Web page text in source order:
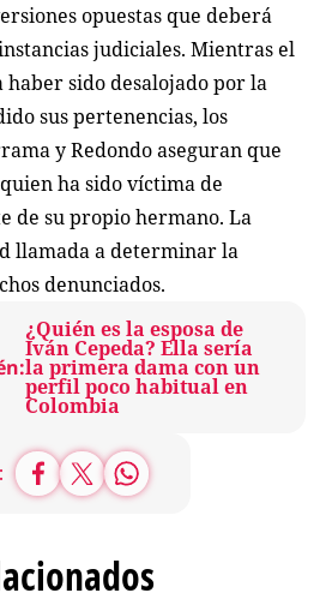
opuestas que deberá
judiciales. Mientras el
sido desalojado por la
sus pertenencias, los
y Redondo aseguran que
ha sido víctima de
de su propio hermano. La
llamada a determinar la
denunciados.
¿Quién es la esposa de
Iván Cepeda? Ella sería
la primera dama con un
perfil poco habitual en
Colombia